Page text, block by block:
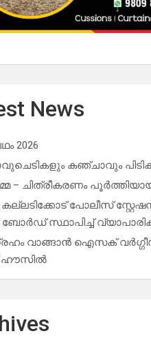
News
2026
കഞ്ചാവും
– ചിത്രീകരണം
പോലീസ്
സ്ഥാപിച്ച്
വാങ്ങാൻ ഐസക്
ഹൗസില്‍